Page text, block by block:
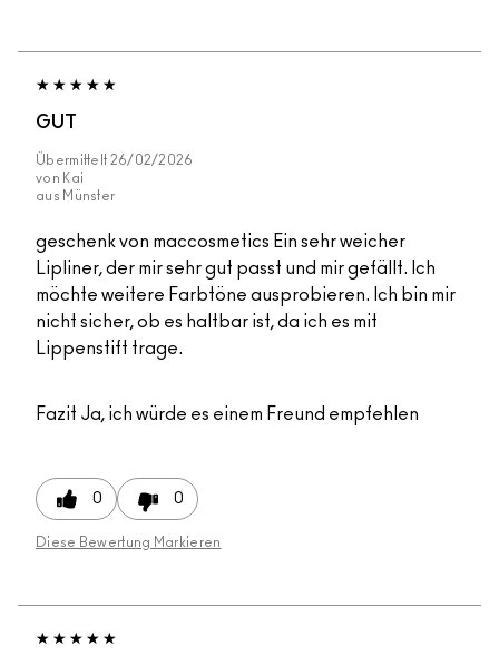
GUT
Übermittelt 26/02/2026
von Kai
aus Münster
geschenk von maccosmetics Ein sehr weicher
Lipliner, der mir sehr gut passt und mir gefällt. Ich
möchte weitere Farbtöne ausprobieren. Ich bin mir
nicht sicher, ob es haltbar ist, da ich es mit
Lippenstift trage.
Fazit Ja, ich würde es einem Freund empfehlen
0 0
Diese Bewertung Markieren